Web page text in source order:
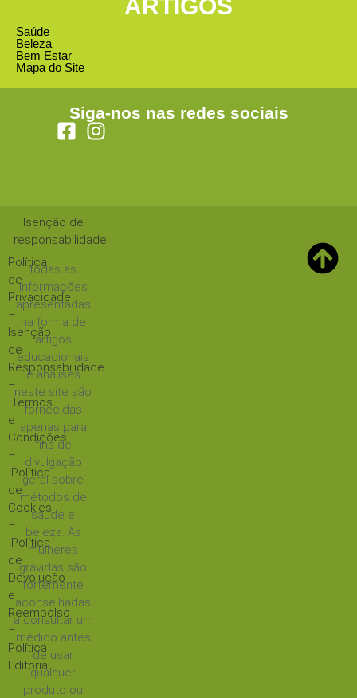
ARTIGOS
Saúde
Beleza
Bem Estar
Mapa do Site
Siga-nos nas redes sociais
Política
de
Privacidade
–
Isenção
de
Responsabilidade
–
Termos
e
Condições
–
Política
de
Cookies
–
Política
de
Devolução
e
Reembolso
–
Política
Editorial
Isenção de
responsabilidade:
todas as
informações
apresentadas
na forma de
artigos
educacionais
e análises
neste site são
fornecidas
apenas para
fins de
divulgação
geral sobre
métodos de
saúde e
beleza. As
mulheres
grávidas são
fortemente
aconselhadas
a consultar um
médico antes
de usar
qualquer
produto ou